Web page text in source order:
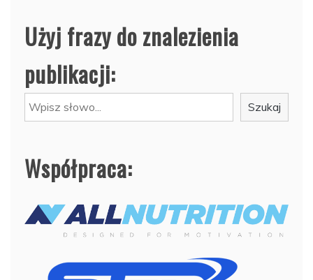
Użyj frazy do znalezienia
publikacji:
Szukaj Szukaj
Współpraca: